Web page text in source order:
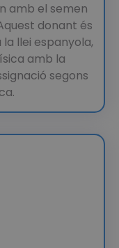
amb el semen
donant és
llei espanyola,
amb la
segons